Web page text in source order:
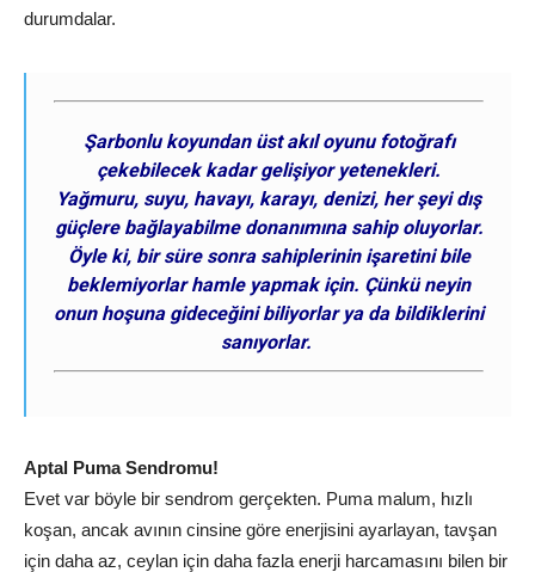
durumdalar.
Şarbonlu koyundan üst akıl oyunu fotoğrafı
çekebilecek kadar gelişiyor yetenekleri.
Yağmuru, suyu, havayı, karayı, denizi, her şeyi dış
güçlere bağlayabilme donanımına sahip oluyorlar.
Öyle ki, bir süre sonra sahiplerinin işaretini bile
beklemiyorlar hamle yapmak için. Çünkü neyin
onun hoşuna gideceğini biliyorlar ya da bildiklerini
sanıyorlar.
Aptal Puma Sendromu!
Evet var böyle bir sendrom gerçekten. Puma malum, hızlı
koşan, ancak avının cinsine göre enerjisini ayarlayan, tavşan
için daha az, ceylan için daha fazla enerji harcamasını bilen bir